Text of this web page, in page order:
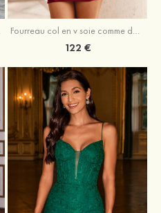
Fourreau col en v soie comme du satin courte/mini robe de fête de la rentrée avec paillettes
122 €